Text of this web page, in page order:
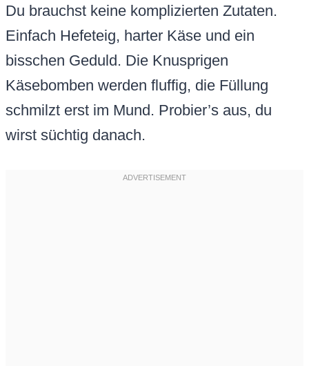
Du brauchst keine komplizierten Zutaten.
Einfach Hefeteig, harter Käse und ein
bisschen Geduld. Die Knusprigen
Käsebomben werden fluffig, die Füllung
schmilzt erst im Mund. Probier’s aus, du
wirst süchtig danach.